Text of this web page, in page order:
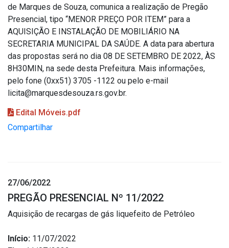
de Marques de Souza, comunica a realização de Pregão
Presencial, tipo “MENOR PREÇO POR ITEM” para a
AQUISIÇÃO E INSTALAÇÃO DE MOBILIÁRIO NA
SECRETARIA MUNICIPAL DA SAÚDE. A data para abertura
das propostas será no dia 08 DE SETEMBRO DE 2022, ÀS
8H30MIN, na sede desta Prefeitura. Mais informações,
pelo fone (0xx51) 3705 -1122 ou pelo e-mail
licita@marquesdesouza.rs.gov.br.
Edital Móveis.pdf
Compartilhar
27/06/2022
PREGÃO PRESENCIAL Nº 11/2022
Aquisição de recargas de gás liquefeito de Petróleo
Início: 11/07/2022